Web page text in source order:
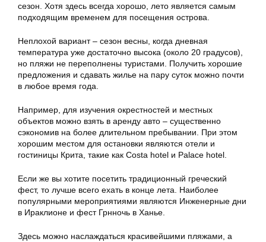
сезон. Хотя здесь всегда хорошо, лето является самым
подходящим временем для посещения острова.
Неплохой вариант – сезон весны, когда дневная
температура уже достаточно высока (около 20 градусов),
но пляжи не переполнены туристами. Получить хорошие
предложения и сдавать жилье на пару суток можно почти
в любое время года.
Например, для изучения окрестностей и местных
объектов можно взять в аренду авто – существенно
сэкономив на более длительном пребывании. При этом
хорошим местом для остановки являются отели и
гостиницы Крита, такие как Costa hotel и Palace hotel.
Если же вы хотите посетить традиционный греческий
фест, то лучше всего ехать в конце лета. Наиболее
популярными мероприятиями являются Инженерные дни
в Ираклионе и фест Грнночь в Ханье.
Здесь можно наслаждаться красивейшими пляжами, а